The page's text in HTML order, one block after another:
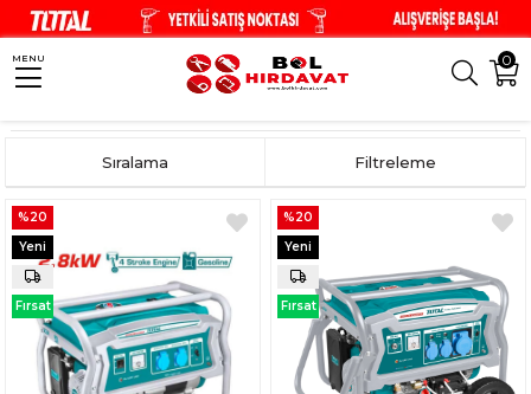
0
MENU
Filtreleme
Sıralama
%20
Yeni
Ürün
Fırsat
Ürünü
%20
Yeni
Ürün
Fırsat
Ürünü